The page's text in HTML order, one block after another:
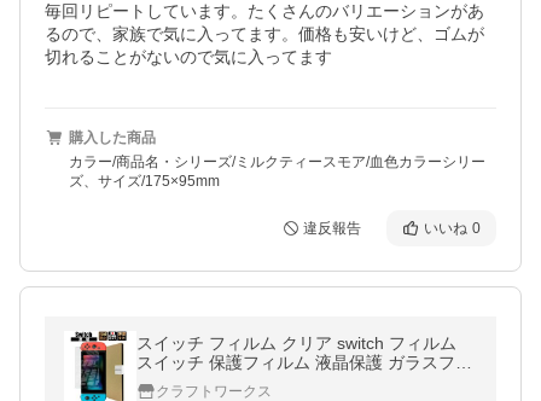
毎回リピートしています。たくさんのバリエーションがあ
るので、家族で気に入ってます。価格も安いけど、ゴムが
切れることがないので気に入ってます
購入した商品
カラー/商品名・シリーズ/ミルクティースモア/血色カラーシリー
ズ、サイズ/175×95mm
違反報告 いいね 0
スイッチ フィルム クリア switch フィルム
スイッチ 保護フィルム 液晶保護 ガラスフィ
ルム 日本製 YFF YFF
クラフトワークス